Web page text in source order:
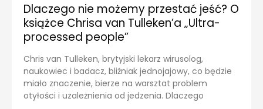
Dlaczego nie możemy przestać jeść? O
książce Chrisa van Tulleken’a „Ultra-
processed people”
Chris van Tulleken, brytyjski lekarz wirusolog,
naukowiec i badacz, bliźniak jednojajowy, co będzie
miało znaczenie, bierze na warsztat problem
otyłości i uzależnienia od jedzenia. Dlaczego